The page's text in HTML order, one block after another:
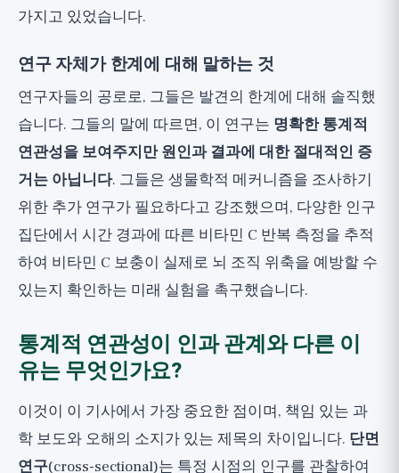
가지고 있었습니다.
연구 자체가 한계에 대해 말하는 것
연구자들의 공로로, 그들은 발견의 한계에 대해 솔직했
습니다. 그들의 말에 따르면, 이 연구는 명확한 통계적
연관성을 보여주지만 원인과 결과에 대한 절대적인 증
거는 아닙니다. 그들은 생물학적 메커니즘을 조사하기
위한 추가 연구가 필요하다고 강조했으며, 다양한 인구
집단에서 시간 경과에 따른 비타민 C 반복 측정을 추적
하여 비타민 C 보충이 실제로 뇌 조직 위축을 예방할 수
있는지 확인하는 미래 실험을 촉구했습니다.
통계적 연관성이 인과 관계와 다른 이
유는 무엇인가요?
이것이 이 기사에서 가장 중요한 점이며, 책임 있는 과
학 보도와 오해의 소지가 있는 제목의 차이입니다. 단면
연구(cross-sectional)는 특정 시점의 인구를 관찰하여